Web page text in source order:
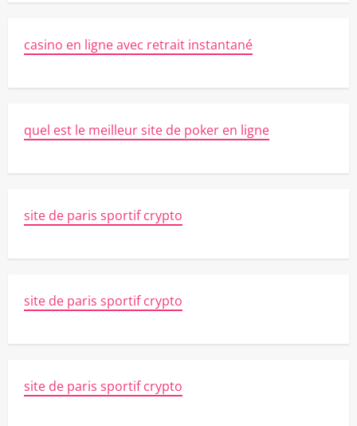
casino en ligne avec retrait instantané
quel est le meilleur site de poker en ligne
site de paris sportif crypto
site de paris sportif crypto
site de paris sportif crypto